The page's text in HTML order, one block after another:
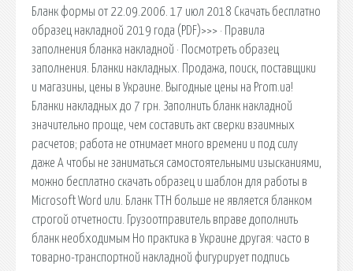
Бланк формы от 22.09.2006. 17 июл 2018 Скачать бесплатно
образец накладной 2019 года (PDF)>>> · Правила
заполнения бланка накладной · Посмотреть образец
заполнения. Бланки накладных. Продажа, поиск, поставщики
и магазины, цены в Украине. Выгодные цены на Prom.ua!
Бланки накладных до 7 грн. Заполнить бланк накладной
значительно проще, чем составить акт сверки взаимных
расчетов; работа не отнимает много времени и под силу
даже А чтобы не заниматься самостоятельными изысканиями,
можно бесплатно скачать образец и шаблон для работы в
Microsoft Word или. Бланк ТТН больше не является бланком
строгой отчетности. Грузоотправитель вправе дополнить
бланк необходимым Но практика в Украине другая: часто в
товарно-транспортной накладной фигурирует подпись